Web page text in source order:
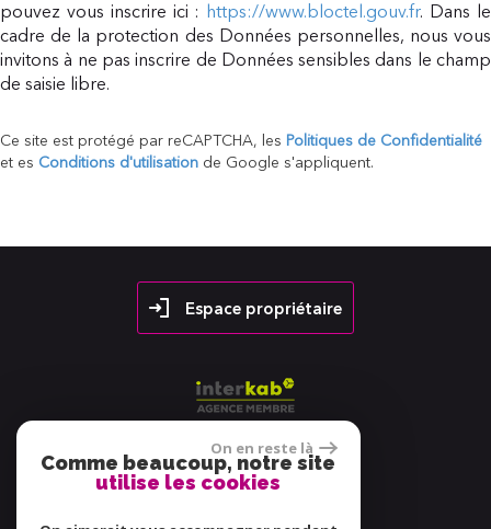
pouvez vous inscrire ici : https://www.bloctel.gouv.fr. Dans le
cadre de la protection des Données personnelles, nous vous
invitons à ne pas inscrire de Données sensibles dans le champ
de saisie libre.
Ce site est protégé par reCAPTCHA, les Politiques de Confidentialité
et es Conditions d'utilisation de Google s'appliquent.
Espace propriétaire
38 avis
On en reste là
Comme beaucoup, notre site
utilise les cookies